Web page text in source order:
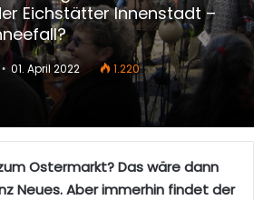
Eichstätter Innenstadt –
01. April 2022
1.220
Ostermarkt? Das wäre dann
Neues. Aber immerhin findet der